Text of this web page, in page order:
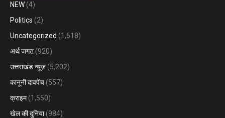
NEW (4)
Politics (2)
Uncategorized (1,618)
अर्थ जगत (920)
उत्तराखंड न्यूज़ (5,202)
कानूनी दावपेंच (557)
क्राइम(1,550)
खेल की दुनिया(984)